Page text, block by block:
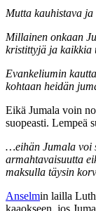
Mutta kauhistava
Millainen onkaan
kristittyjä ja kaikkia
Evankeliumin
kohtaan heidän
Eikä Jumala voin
suopeasti. Lempeä
…eihän Jumala voi
armahtavaisuutta
maksulla täysin
Anselmin lailla
kaaokseen, jos